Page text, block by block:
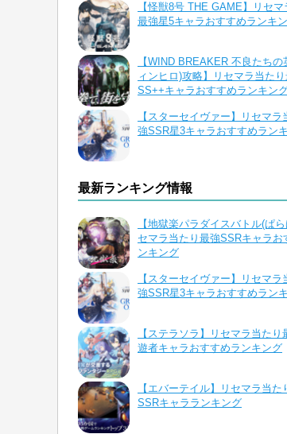
【怪獣8号 THE GAME】リセマ
最強星5キャラおすすめランキ
【WIND BREAKER 不良たちの
ィンヒロ)攻略】リセマラ当た
SS++キャラおすすめランキン
【スターセイヴァー】リセマラ
強SSR星3キャラおすすめラン
最新ランキング情報
【地獄楽パラダイスバトル(ぱ
セマラ当たり最強SSRキャラお
ンキング
【スターセイヴァー】リセマラ
強SSR星3キャラおすすめラン
【ステラソラ】リセマラ当たり
遊者キャラおすすめランキング
【エバーテイル】リセマラ当た
SSRキャラランキング